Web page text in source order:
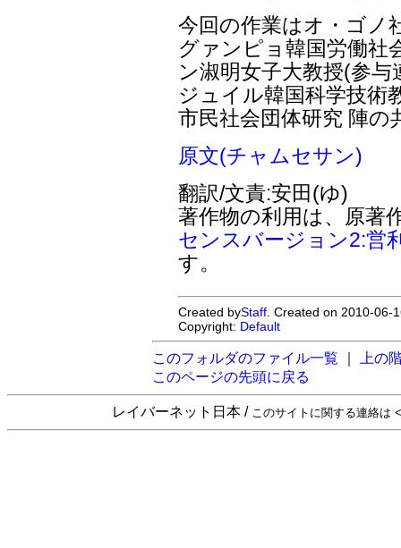
今回の作業はオ・ゴノ
グァンピョ韓国労働社
ン淑明女子大教授(参
ジュイル韓国科学技術
市民社会団体研究 陣の
原文(チャムセサン)
翻訳/文責:安田(ゆ)
著作物の利用は、原著
センスバージョン2:営
す。
Created byStaff . Created on 2010-
Copyright: Default
このフォルダのファイル一覧
上の
このページの先頭に戻る
レイバーネット日本 / このサイトに関する連絡は